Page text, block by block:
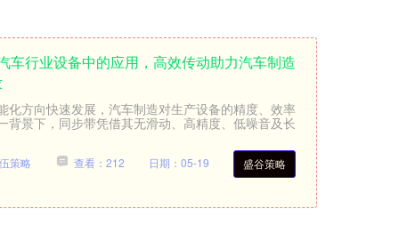
车行业设备中的应用，高效传动助力汽车制造
化方向快速发展，汽车制造对生产设备的精度、效率
背景下，同步带凭借其无滑动、高精度、低噪音及长
盛谷策略
策略 查看：212 日期：05-19